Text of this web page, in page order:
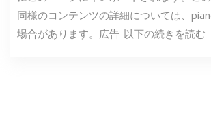
同様のコンテンツの詳細については、
場合があります。広告-以下の続きを読む